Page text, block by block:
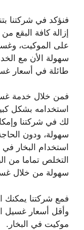
فنؤكد في شركتنا
إزالة كافة البقع
على الموكيت،
سهولة الأن مع
طائلة في أسعار
فمن خلال خدمة
استخدامه بشكل
لك في شركتنا
سهولة، ودون
استخدام البخار
التخلص تماما من
سهولة من خلال
فمع شركتنا
وأقل أسعار غسيل
موكيت في البخار.